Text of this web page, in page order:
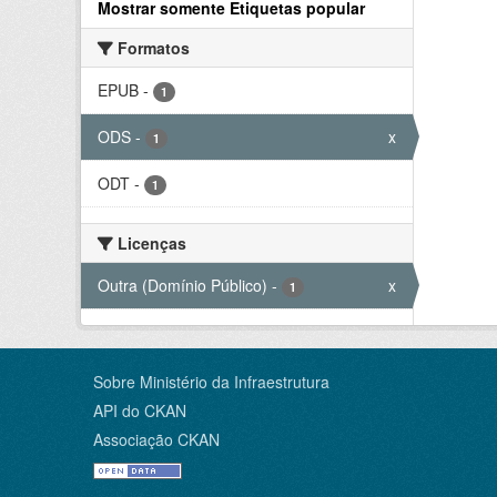
Mostrar somente Etiquetas popular
Formatos
EPUB - 1
ODS - 1 x
ODT - 1
Licenças
Outra (Domínio Público) - 1 x
Sobre Ministério da Infraestrutura
API do CKAN
Associação CKAN